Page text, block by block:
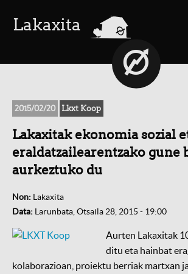
Lakaxita a
2015/02/20 Lkxt Koop
Lakaxitak ekonomia sozial
eraldatzailearentzako gune
aurkeztuko du
Non: Lakaxita
Data: Larunbata, Otsaila 28, 2015 - 19:00
Aurten Lakaxitak
ditu eta hainbat
kolaborazioan, proiektu berriak martxan